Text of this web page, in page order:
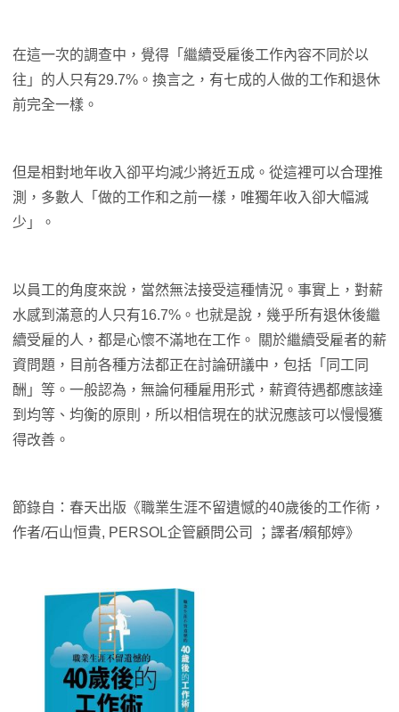
在這一次的調查中，覺得「繼續受雇後工作內容不同於以
往」的人只有29.7%。換言之，有七成的人做的工作和退休
前完全一樣。
但是相對地年收入卻平均減少將近五成。從這裡可以合理推
測，多數人「做的工作和之前一樣，唯獨年收入卻大幅減
少」。
以員工的角度來說，當然無法接受這種情況。事實上，對薪
水感到滿意的人只有16.7%。也就是說，幾乎所有退休後繼
續受雇的人，都是心懷不滿地在工作。 關於繼續受雇者的薪
資問題，目前各種方法都正在討論研議中，包括「同工同
酬」等。一般認為，無論何種雇用形式，薪資待遇都應該達
到均等、均衡的原則，所以相信現在的狀況應該可以慢慢獲
得改善。
節錄自：春天出版《職業生涯不留遺憾的40歲後的工作術，
作者/石山恒貴, PERSOL企管顧問公司 ；譯者/賴郁婷》